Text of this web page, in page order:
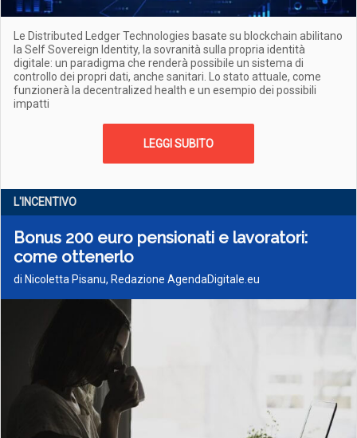
Le Distributed Ledger Technologies basate su blockchain abilitano
la Self Sovereign Identity, la sovranità sulla propria identità
digitale: un paradigma che renderà possibile un sistema di
controllo dei propri dati, anche sanitari. Lo stato attuale, come
funzionerà la decentralized health e un esempio dei possibili
impatti
LEGGI SUBITO
L'INCENTIVO
Bonus 200 euro pensionati e lavoratori:
come ottenerlo
di Nicoletta Pisanu, Redazione AgendaDigitale.eu